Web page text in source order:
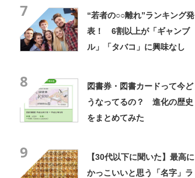
7
“若者の○○離れ”ランキング発
表！ 6割以上が「ギャンブ
ル」「タバコ」に興味なし
8
図書券・図書カードって今ど
うなってるの？ 進化の歴史
をまとめてみた
9
【30代以下に聞いた】最高に
かっこいいと思う「名字」ラ